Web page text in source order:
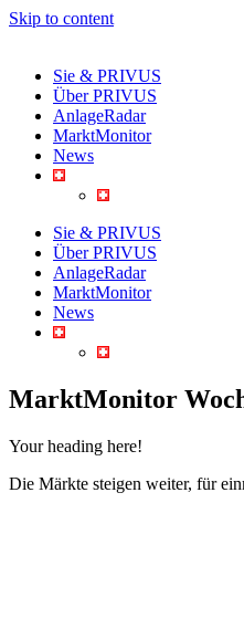
Skip to content
Sie & PRIVUS
Über PRIVUS
AnlageRadar
MarktMonitor
News
Sie & PRIVUS
Über PRIVUS
AnlageRadar
MarktMonitor
News
MarktMonitor
Your heading here!
Die Märkte steigen weiter, für